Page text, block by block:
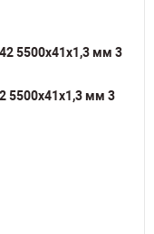
5500х41х1,3 мм 3